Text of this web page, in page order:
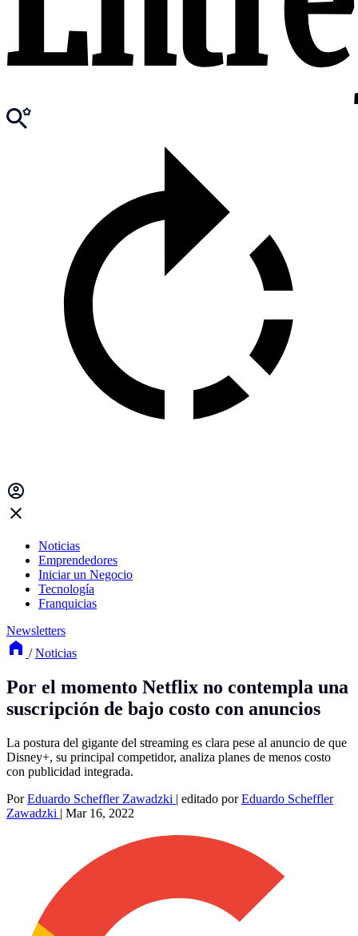
Noticias
Emprendedores
Iniciar un Negocio
Tecnología
Franquicias
Newsletters
/ Noticias
Por el momento Netflix no contempla una
suscripción de bajo costo con anuncios
La postura del gigante del streaming es clara pese al anuncio de que
Disney+, su principal competidor, analiza planes de menos costo
con publicidad integrada.
PorEduardo Scheffler Zawadzki | editado porEduardo Scheffler
Zawadzki | Mar 16, 2022